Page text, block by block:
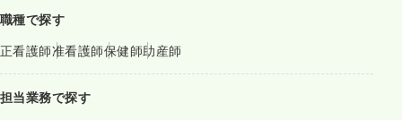
職種で探す
正看護師准看護師保健師助産師
担当業務で探す